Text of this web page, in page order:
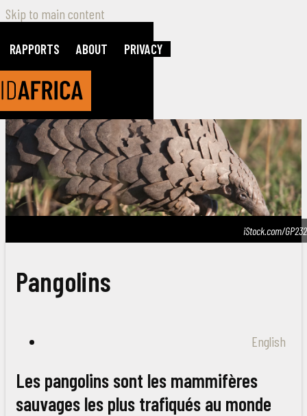
Skip to main content
RAPPORTS ABOUT PRIVACY
iStock.com/GP232
Pangolins
English
Les pangolins sont les mammifères
sauvages les plus trafiqués au monde